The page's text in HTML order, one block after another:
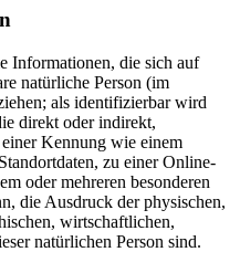
Informationen, die sich auf
natürliche Person (im
als identifizierbar wird
direkt oder indirekt,
Kennung wie einem
zu einer Online-
oder mehreren besonderen
die Ausdruck der physischen,
wirtschaftlichen,
natürlichen Person sind.